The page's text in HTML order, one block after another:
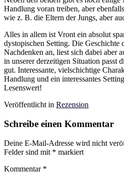
Handlung voran treiben, aber
wie z. B. die Eltern der Jungs, aber
Alles in allem ist Vront ein absolut
dystopischen Setting. Die Geschichte
Nachdenken an, liest sich dabei aber
in unserer derzeitigen Situation passt
gut. Interessante, vielschichtige
Handlung und ein interessantes
Lesenswert!
Veröffentlicht in Rezension
Schreibe einen Kommentar
Deine E-Mail-Adresse wird nicht
Felder sind mit * markiert
Kommentar *